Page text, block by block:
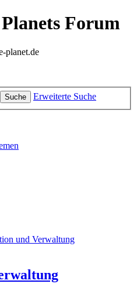
Forum
planet.de
Suche Erweiterte Suche
und Verwaltung